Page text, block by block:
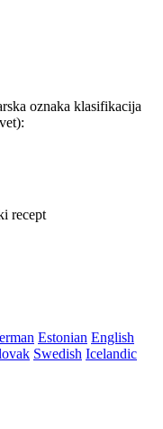
oznaka klasifikacija
:
recept
Estonian English
Swedish Icelandic